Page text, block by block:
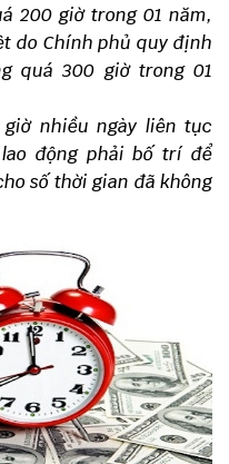
200 giờ trong 01 năm,
do Chính phủ quy định
quá 300 giờ trong 01
nhiều ngày liên tục
động phải bố trí để
số thời gian đã không